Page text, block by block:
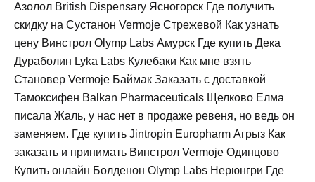
Азолол British Dispensary Ясногорск Где получить
скидку на Сустанон Vermoje Стрежевой Как узнать
цену Винстрол Olymp Labs Амурск Где купить Дека
Дураболин Lyka Labs Кулебаки Как мне взять
Становер Vermoje Баймак Заказать с доставкой
Тамоксифен Balkan Pharmaceuticals Щелково Елма
писала Жаль, у нас нет в продаже ревеня, но ведь он
заменяем. Где купить Jintropin Europharm Агрыз Как
заказать и принимать Винстрол Vermoje Одинцово
Купить онлайн Болденон Olymp Labs Нерюнгри Где